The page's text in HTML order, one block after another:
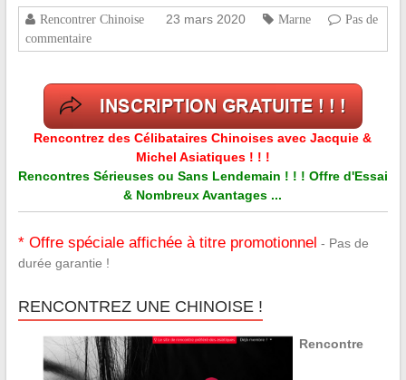
Rencontrer Chinoise 23 mars 2020 Marne
Pas de
commentaire
Rencontrez des Célibataires Chinoises avec Jacquie &
Michel Asiatiques ! ! !
Rencontres Sérieuses ou Sans Lendemain ! ! ! Offre d'Essai
& Nombreux Avantages ...
* Offre spéciale affichée à titre promotionnel - Pas de
durée garantie !
RENCONTREZ UNE CHINOISE !
Rencontre